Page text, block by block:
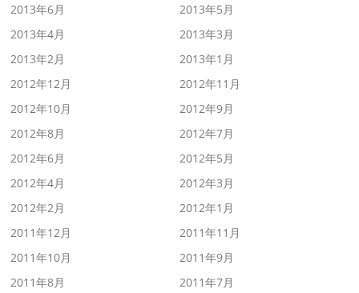
2013年6月
2013年5月
2013年4月
2013年3月
2013年2月
2013年1月
2012年12月
2012年11月
2012年10月
2012年9月
2012年8月
2012年7月
2012年6月
2012年5月
2012年4月
2012年3月
2012年2月
2012年1月
2011年12月
2011年11月
2011年10月
2011年9月
2011年8月
2011年7月